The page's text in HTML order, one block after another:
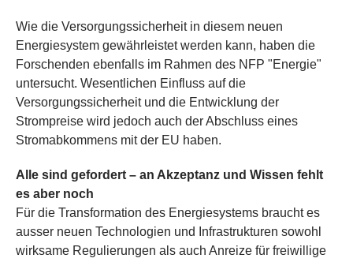
Wie die Versorgungssicherheit in diesem neuen
Energiesystem gewährleistet werden kann, haben die
Forschenden ebenfalls im Rahmen des NFP "Energie"
untersucht. Wesentlichen Einfluss auf die
Versorgungssicherheit und die Entwicklung der
Strompreise wird jedoch auch der Abschluss eines
Stromabkommens mit der EU haben.
Alle sind gefordert – an Akzeptanz und Wissen fehlt
es aber noch
Für die Transformation des Energiesystems braucht es
ausser neuen Technologien und Infrastrukturen sowohl
wirksame Regulierungen als auch Anreize für freiwillige